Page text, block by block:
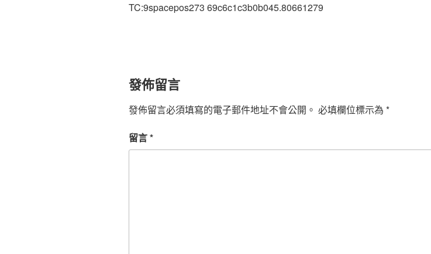
TC:9spacepos273 69c6c1c3b0b045.80661279
發佈留言
發佈留言必須填寫的電子郵件地址不會公開。 必填欄位標示為 *
留言*